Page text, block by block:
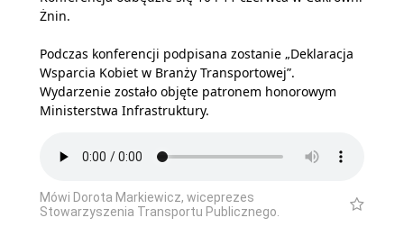
Żnin.
Podczas konferencji podpisana zostanie „Deklaracja
Wsparcia Kobiet w Branży Transportowej”.
Wydarzenie zostało objęte patronem honorowym
Ministerstwa Infrastruktury.
Mówi Dorota Markiewicz, wiceprezes
Stowarzyszenia Transportu Publicznego.